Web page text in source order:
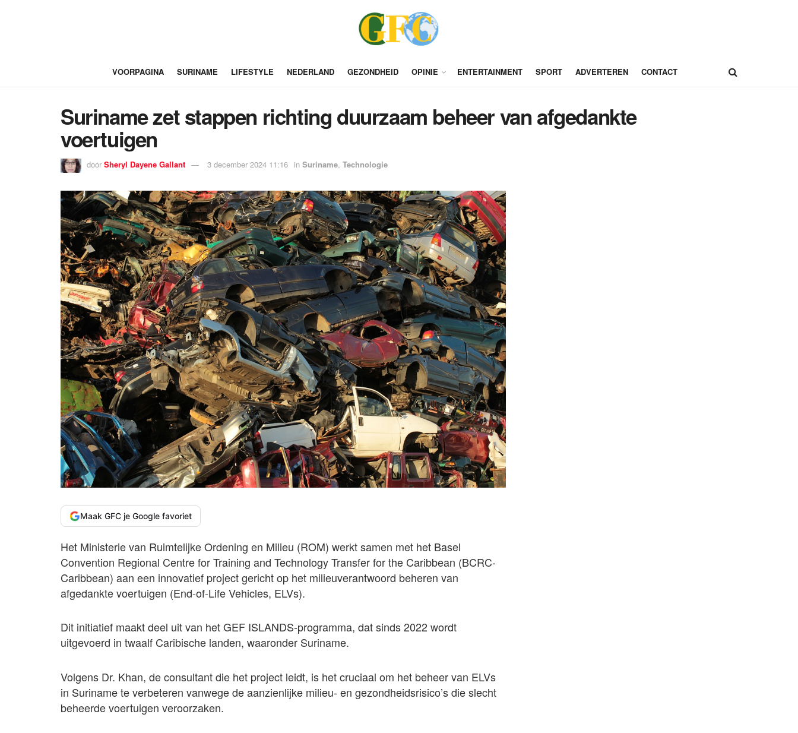
VOORPAGINA SURINAME LIFESTYLE NEDERLAND GEZONDHEID OPINIE ENTERTAINMENT SPORT ADVERTEREN CONTACT
Suriname zet stappen richting duurzaam beheer van afgedankte
voertuigen
door Sheryl Dayene Gallant 3 december 2024 11:16 in Suriname, Technologie
Maak GFC je Google favoriet
Het Ministerie van Ruimtelijke Ordening en Milieu (ROM) werkt samen met het Basel
Convention Regional Centre for Training and Technology Transfer for the Caribbean (BCRC-
Caribbean) aan een innovatief project gericht op het milieuverantwoord beheren van
afgedankte voertuigen (End-of-Life Vehicles, ELVs).
Dit initiatief maakt deel uit van het GEF ISLANDS-programma, dat sinds 2022 wordt
uitgevoerd in twaalf Caribische landen, waaronder Suriname.
Volgens Dr. Khan, de consultant die het project leidt, is het cruciaal om het beheer van ELVs
in Suriname te verbeteren vanwege de aanzienlijke milieu- en gezondheidsrisico’s die slecht
beheerde voertuigen veroorzaken.